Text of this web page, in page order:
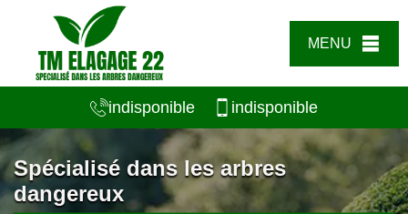
MENU
indisponible indisponible
Spécialisé dans les arbres
dangereux